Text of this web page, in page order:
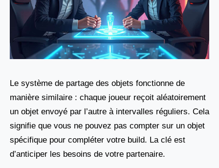
Le système de partage des objets fonctionne de
manière similaire : chaque joueur reçoit aléatoirement
un objet envoyé par l’autre à intervalles réguliers. Cela
signifie que vous ne pouvez pas compter sur un objet
spécifique pour compléter votre build. La clé est
d’anticiper les besoins de votre partenaire.